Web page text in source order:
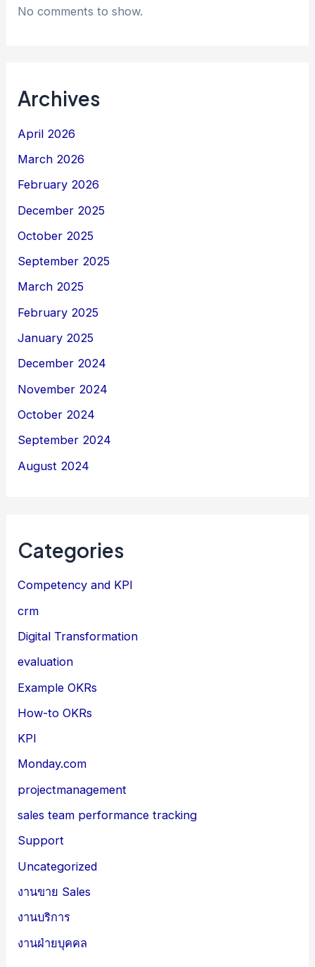
No comments to show.
Archives
April 2026
March 2026
February 2026
December 2025
October 2025
September 2025
March 2025
February 2025
January 2025
December 2024
November 2024
October 2024
September 2024
August 2024
Categories
Competency and KPI
crm
Digital Transformation
evaluation
Example OKRs
How-to OKRs
KPI
Monday.com
projectmanagement
sales team performance tracking
Support
Uncategorized
งานขาย Sales
งานบริการ
งานฝ่ายบุคคล